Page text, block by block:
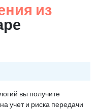
из
вы получите
учет и риска передачи